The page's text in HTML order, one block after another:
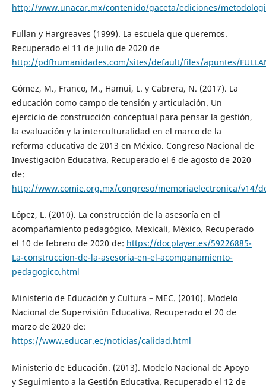
http://www.unacar.mx/contenido/gaceta/ediciones/
Fullan y Hargreaves (1999). La escuela que queremos.
Recuperado el 11 de julio de 2020 de
http://pdfhumanidades.com/sites/default/files/apuntes/
Gómez, M., Franco, M., Hamui, L. y Cabrera, N. (2017). La
educación como campo de tensión y articulación. Un
ejercicio de construcción conceptual para pensar la gestión,
la evaluación y la interculturalidad en el marco de la
reforma educativa de 2013 en México. Congreso Nacional de
Investigación Educativa. Recuperado el 6 de agosto de 2020
de:
http://www.comie.org.mx/congreso/memoriaelectronica/v14/
López, L. (2010). La construcción de la asesoría en el
acompañamiento pedagógico. Mexicali, México. Recuperado
el 10 de febrero de 2020 de: https://docplayer.es/59226885-
La-construccion-de-la-asesoria-en-el-acompanamiento-
pedagogico.html
Ministerio de Educación y Cultura – MEC. (2010). Modelo
Nacional de Supervisión Educativa. Recuperado el 20 de
marzo de 2020 de:
https://www.educar.ec/noticias/calidad.html
Ministerio de Educación. (2013). Modelo Nacional de Apoyo
y Seguimiento a la Gestión Educativa. Recuperado el 12 de